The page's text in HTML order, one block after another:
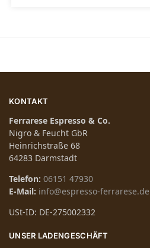
KONTAKT
Ferrarese Espresso & Co.
Nigro & Feucht GbR
Heinrichstraße 68
64283 Darmstadt
Telefon: 06151 47930
E-Mail: info@espresso-ferrarese.de
USt-ID: DE-275002332
UNSER LADENGESCHÄFT